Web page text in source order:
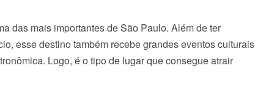
das mais importantes de São Paulo. Além de ter
esse destino também recebe grandes eventos culturais
Logo, é o tipo de lugar que consegue atrair